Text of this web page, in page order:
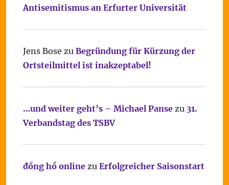
Antisemitismus an Erfurter Universität
Jens Bose zu Begründung für Kürzung der
Ortsteilmittel ist inakzeptabel!
…und weiter geht’s – Michael Pansezu 31.
Verbandstag des TSBV
đồng hồ onlinezu Erfolgreicher Saisonstart